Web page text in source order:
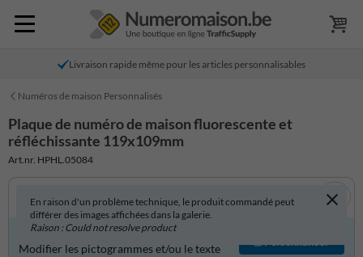
Livraison rapide même pour les articles personnalisables
Numéros de maison Personnalisés
Plaque de numéro de maison fluorescente et
réfléchissante 119x109mm
Art.nr. HPHL.05084
En raison d'un problème technique, le produit commandé peut
différer des images affichées dans la galerie.
Raison : Could not resolve product
Produit personnalisable ?
Modifier les pictogrammes et/ou le texte
Personnaliser